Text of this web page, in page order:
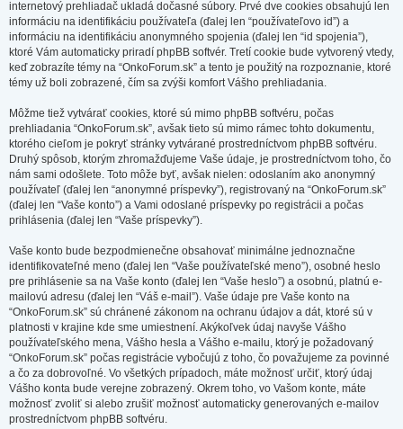
internetový prehliadač ukladá dočasné súbory. Prvé dve cookies obsahujú len
informáciu na identifikáciu používateľa (ďalej len “používateľovo id”) a
informáciu na identifikáciu anonymného spojenia (ďalej len “id spojenia”),
ktoré Vám automaticky priradí phpBB softvér. Tretí cookie bude vytvorený vtedy,
keď zobrazíte témy na “OnkoForum.sk” a tento je použitý na rozpoznanie, ktoré
témy už boli zobrazené, čím sa zvýši komfort Vášho prehliadania.
Môžme tiež vytvárať cookies, ktoré sú mimo phpBB softvéru, počas
prehliadania “OnkoForum.sk”, avšak tieto sú mimo rámec tohto dokumentu,
ktorého cieľom je pokryť stránky vytvárané prostredníctvom phpBB softvéru.
Druhý spôsob, ktorým zhromažďujeme Vaše údaje, je prostredníctvom toho, čo
nám sami odošlete. Toto môže byť, avšak nielen: odoslaním ako anonymný
používateľ (ďalej len “anonymné príspevky”), registrovaný na “OnkoForum.sk”
(ďalej len “Vaše konto”) a Vami odoslané príspevky po registrácii a počas
prihlásenia (ďalej len “Vaše príspevky”).
Vaše konto bude bezpodmienečne obsahovať minimálne jednoznačne
identifikovateľné meno (ďalej len “Vaše používateľské meno”), osobné heslo
pre prihlásenie sa na Vaše konto (ďalej len “Vaše heslo”) a osobnú, platnú e-
mailovú adresu (ďalej len “Váš e-mail”). Vaše údaje pre Vaše konto na
“OnkoForum.sk” sú chránené zákonom na ochranu údajov a dát, ktoré sú v
platnosti v krajine kde sme umiestnení. Akýkoľvek údaj navyše Vášho
používateľského mena, Vášho hesla a Vášho e-mailu, ktorý je požadovaný
“OnkoForum.sk” počas registrácie vybočujú z toho, čo považujeme za povinné
a čo za dobrovoľné. Vo všetkých prípadoch, máte možnosť určiť, ktorý údaj
Vášho konta bude verejne zobrazený. Okrem toho, vo Vašom konte, máte
možnosť zvoliť si alebo zrušiť možnosť automaticky generovaných e-mailov
prostredníctvom phpBB softvéru.